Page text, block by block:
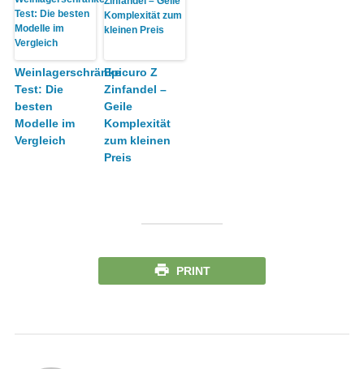
Weinlagerschränke
Test: Die
besten
Modelle im
Vergleich
Epicuro Z
Zinfandel –
Geile
Komplexität
zum kleinen
Preis
PRINT